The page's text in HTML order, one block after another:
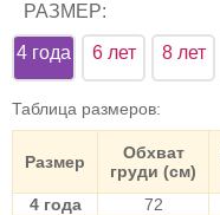
РАЗМЕР:
4 года 6 лет 8 лет
Таблица размеров:
Размер
Обхват
груди (см)
4 года
72